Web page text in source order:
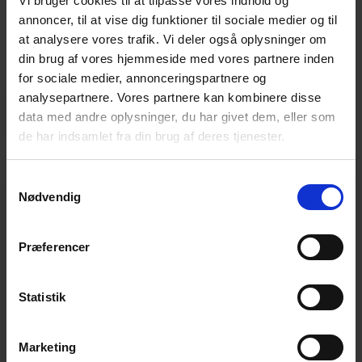
annoncer, til at vise dig funktioner til sociale medier og til
at analysere vores trafik. Vi deler også oplysninger om
din brug af vores hjemmeside med vores partnere inden
for sociale medier, annonceringspartnere og
analysepartnere. Vores partnere kan kombinere disse
data med andre oplysninger, du har givet dem, eller som
de har indsamlet fra din brug af deres tjenester.
Nødvendig
Præferencer
Statistik
Marketing
Endelig har laminert glass en lydisolerende effekt
og blokkerer for 99 % av solens UV-stråler.
Kontakt oss i dag
Herdet laminert glass
Den sterkeste løsningen er å kombinere
glass, som er både herdet og laminert.
egenskapene fra de to andre typer